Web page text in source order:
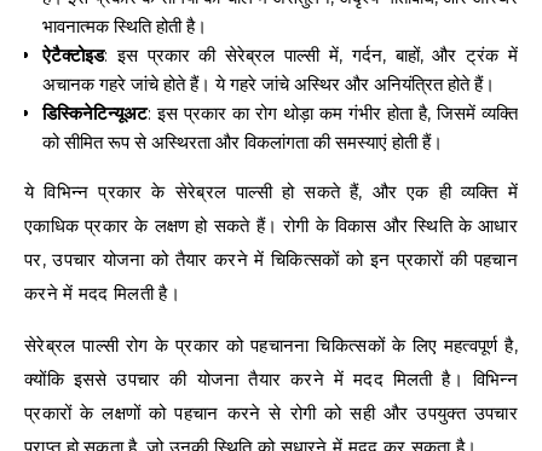
भावनात्मक स्थिति होती है।
ऐटैक्टोइड: इस प्रकार की सेरेब्रल पाल्सी में, गर्दन, बाहों, और ट्रंक में
अचानक गहरे जांचे होते हैं। ये गहरे जांचे अस्थिर और अनियंत्रित होते हैं।
डिस्किनेटिन्यूअट: इस प्रकार का रोग थोड़ा कम गंभीर होता है, जिसमें व्यक्ति
को सीमित रूप से अस्थिरता और विकलांगता की समस्याएं होती हैं।
ये विभिन्न प्रकार के सेरेब्रल पाल्सी हो सकते हैं, और एक ही व्यक्ति में
एकाधिक प्रकार के लक्षण हो सकते हैं। रोगी के विकास और स्थिति के आधार
पर, उपचार योजना को तैयार करने में चिकित्सकों को इन प्रकारों की पहचान
करने में मदद मिलती है।
सेरेब्रल पाल्सी रोग के प्रकार को पहचानना चिकित्सकों के लिए महत्वपूर्ण है,
क्योंकि इससे उपचार की योजना तैयार करने में मदद मिलती है। विभिन्न
प्रकारों के लक्षणों को पहचान करने से रोगी को सही और उपयुक्त उपचार